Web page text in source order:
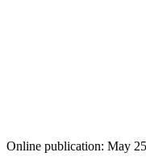
Online publication: May